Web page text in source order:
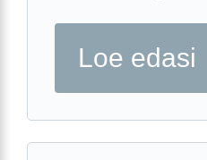
Loe edasi